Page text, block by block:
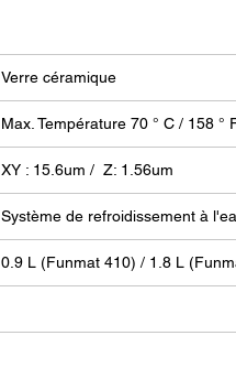
par un
De
de
sur le
Verre céramique
Max. Température 70 ° C / 158 °
XY : 15.6um / Z: 1.56um
Système de refroidissement à
0.9 L (Funmat 410) / 1.8 L